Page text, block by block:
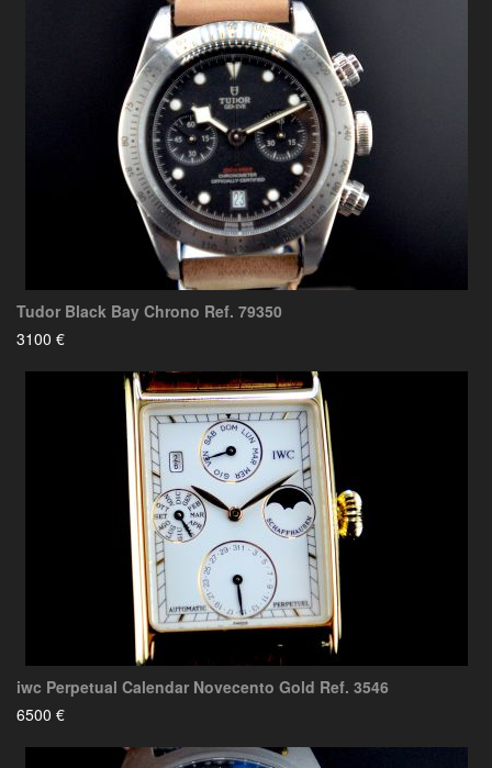
Tudor Black Bay Chrono Ref. 79350
3100 €
iwc Perpetual Calendar Novecento Gold Ref. 3546
6500 €